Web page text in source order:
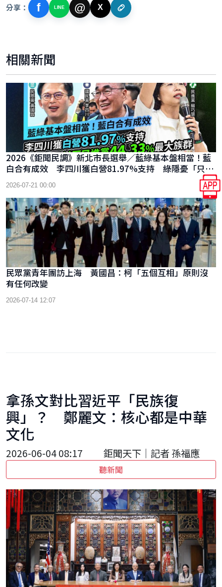
分享： f LINE @ X
相關新聞
2026《鉅聞民調》新北市長選舉／藍綠基本盤相當！藍
白合有成效 李四川獲白營81.97%支持 綠隱憂「只討
厭民進黨」44.33%最大族群
2026-07-21 00:00
民眾黨青年團訪上海 黃國昌：柯「五個互相」原則沒
有任何改變
2026-07-14 12:07
拿孫文對比習近平「民族復
興」？ 鄭麗文：核心都是中華
文化
2026-06-04 08:17 鉅聞天下｜記者 孫福應
聽新聞